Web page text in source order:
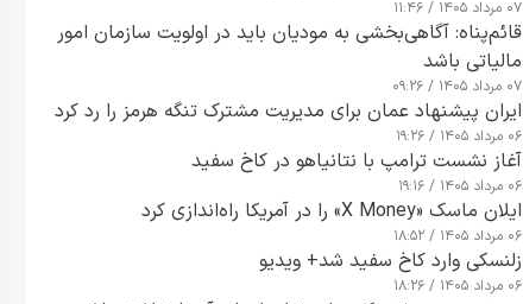
۰۷ مرداد ۱۴۰۵ / ۱۱:۴۶
قائم‌پناه: آگاهی‌بخشی به مودیان باید در اولویت سازمان امور
مالیاتی باشد
۰۷ مرداد ۱۴۰۵ / ۰۹:۲۶
ایران پیشنهاد عمان برای مدیریت مشترک تنگه هرمز را رد کرد
۰۶ مرداد ۱۴۰۵ / ۱۹:۲۶
آغاز نشست ترامپ با نتانیاهو در کاخ سفید
۰۶ مرداد ۱۴۰۵ / ۱۹:۱۶
ایلان ماسک «X Money» را در آمریکا راه‌اندازی کرد
۰۶ مرداد ۱۴۰۵ / ۱۸:۵۲
زلنسکی وارد کاخ سفید شد+ ویدیو
۰۶ مرداد ۱۴۰۵ / ۱۸:۲۶